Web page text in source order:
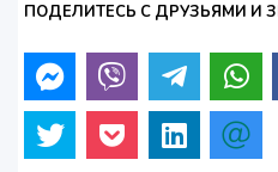
ПОДЕЛИТЕСЬ С ДРУЗЬЯМИ И